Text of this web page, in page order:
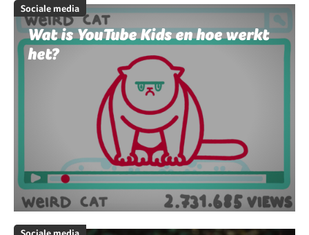
Sociale media
Wat is YouTube Kids en hoe werkt
het?